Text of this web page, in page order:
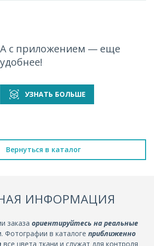
А с приложением — еще
удобнее!
УЗНАТЬ БОЛЬШЕ
Вернуться в каталог
ИНФОРМАЦИЯ
заказа ориентируйтесь на реальные
Фотографии в каталоге приближенно
все цвета ткани и служат для контроля